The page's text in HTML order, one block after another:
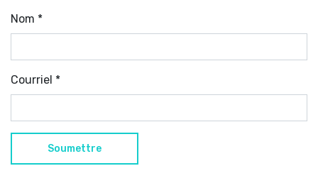
Nom *
Courriel *